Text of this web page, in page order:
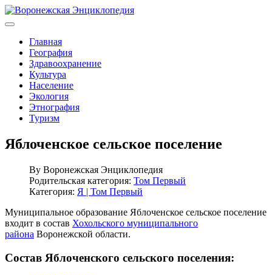
Главная
География
Здравоохранение
Культура
Население
Экология
Этнография
Туризм
Яблоченское сельское поселение
By Воронежская Энциклопедия
Родительская категория: Том Первый
Категория: Я | Том Первый
Муниципальное образование Яблоченское сельское поселение
входит в состав Хохольского муниципального
района Воронежской области.
Состав Яблоченского сельского поселения: